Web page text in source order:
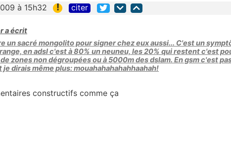
à 15h32 ! citer
a écrit
un sacré mongolito pour signer chez eux aussi... C'est un
en adsl c'est à 80% un neuneu, les 20% qui restent c'est
zones non dégroupées ou à 5000m des dslam. En gsm c'est
je dirais même plus: mouahahahahahhaahah!
constructifs comme ça